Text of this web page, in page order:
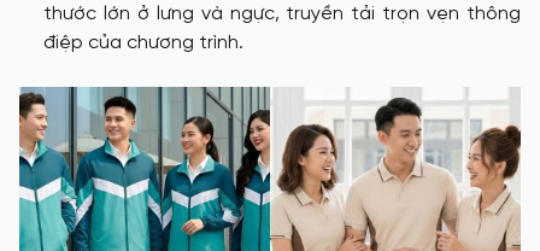
thước lớn ở lưng và ngực, truyền tải trọn vẹn thông
điệp của chương trình.